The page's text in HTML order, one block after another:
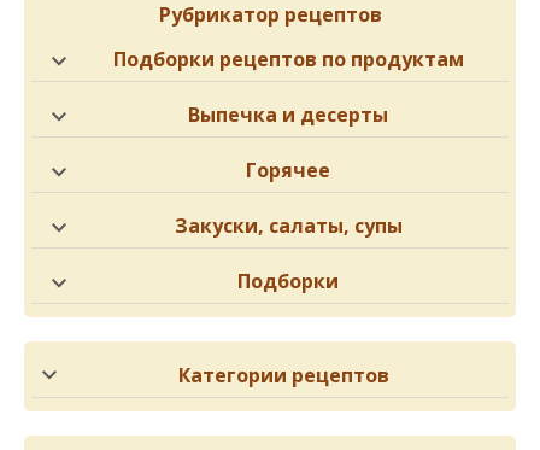
Рубрикатор рецептов
Подборки рецептов по продуктам
Выпечка и десерты
Горячее
Закуски, салаты, супы
Подборки
Категории рецептов